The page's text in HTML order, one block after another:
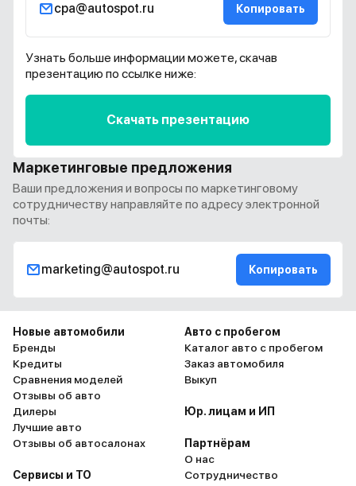
cpa@autospot.ru Копировать
Узнать больше информации можете, скачав
презентацию по ссылке ниже:
Скачать презентацию
Маркетинговые предложения
Ваши предложения и вопросы по маркетинговому
сотрудничеству направляйте по адресу электронной
почты:
marketing@autospot.ru Копировать
Новые автомобили
Бренды
Кредиты
Сравнения моделей
Отзывы об авто
Дилеры
Лучшие авто
Отзывы об автосалонах
Сервисы и ТО
Авто с пробегом
Каталог авто с пробегом
Заказ автомобиля
Выкуп
Юр. лицам и ИП
Партнёрам
О нас
Сотрудничество